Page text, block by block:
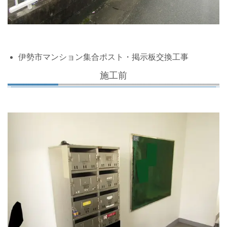
伊勢市マンション集合ポスト・掲示板交換工事
施工前